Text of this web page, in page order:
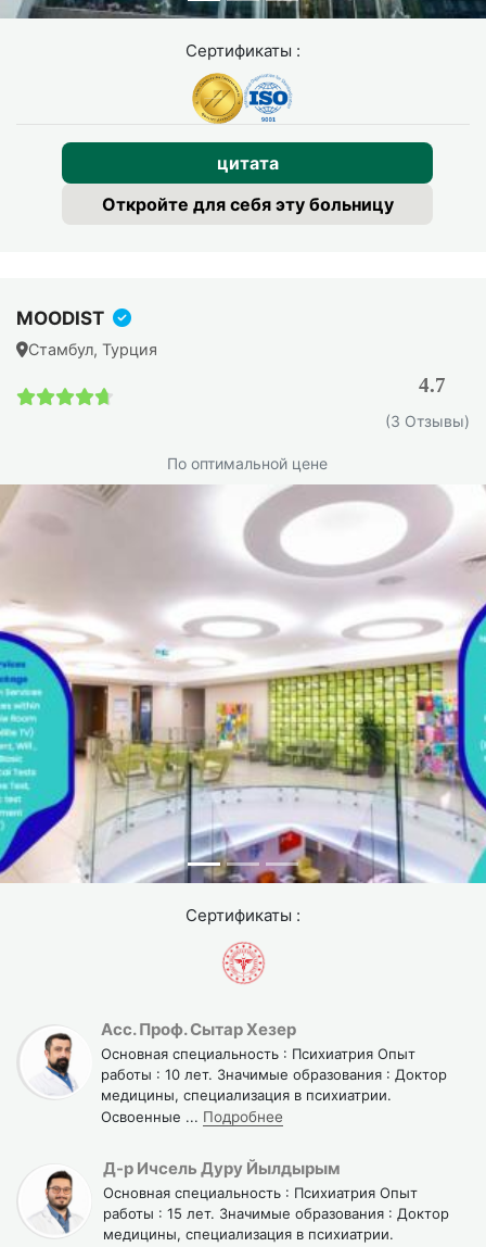
Сертификаты :
цитата
Откройте для себя эту больницу
MOODIST
Стамбул, Турция
4.7
(3 Отзывы)
По оптимальной цене
Сертификаты :
Асс. Проф. Сытар Хезер
Основная специальность : Психиатрия Опыт
работы : 10 лет. Значимые образования : Доктор
медицины, специализация в психиатрии.
Освоенные ... Подробнее
Д-р Ичсель Дуру Йылдырым
Основная специальность : Психиатрия Опыт
работы : 15 лет. Значимые образования : Доктор
медицины, специализация в психиатрии.